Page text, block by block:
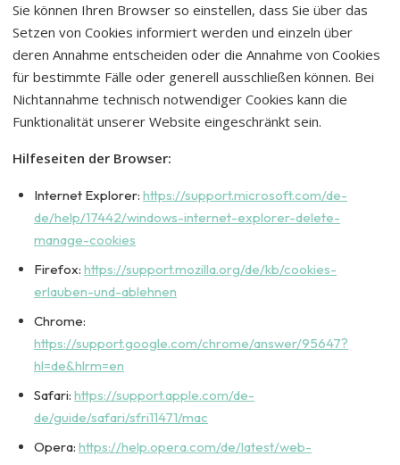
Sie können Ihren Browser so einstellen, dass Sie über das
Setzen von Cookies informiert werden und einzeln über
deren Annahme entscheiden oder die Annahme von Cookies
für bestimmte Fälle oder generell ausschließen können. Bei
Nichtannahme technisch notwendiger Cookies kann die
Funktionalität unserer Website eingeschränkt sein.
Hilfeseiten der Browser:
Internet Explorer: https://support.microsoft.com/de-
de/help/17442/windows-internet-explorer-delete-
manage-cookies
Firefox: https://support.mozilla.org/de/kb/cookies-
erlauben-und-ablehnen
Chrome:
https://support.google.com/chrome/answer/95647?
hl=de&hlrm=en
Safari: https://support.apple.com/de-
de/guide/safari/sfri11471/mac
Opera: https://help.opera.com/de/latest/web-